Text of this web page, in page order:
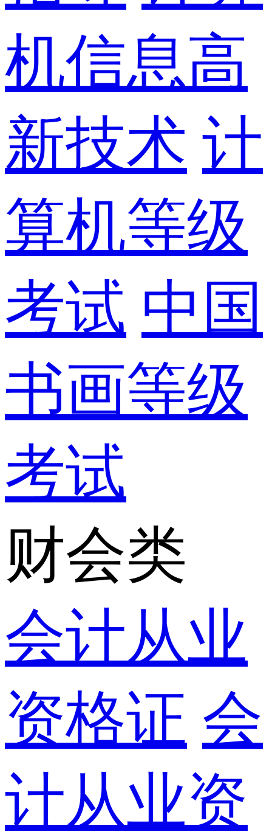
机信息高
新技术 计
算机等级
考试 中国
书画等级
考试
财会类
会计从业
资格证 会
计从业资